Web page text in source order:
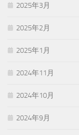
2025年3月
2025年2月
2025年1月
2024年11月
2024年10月
2024年9月